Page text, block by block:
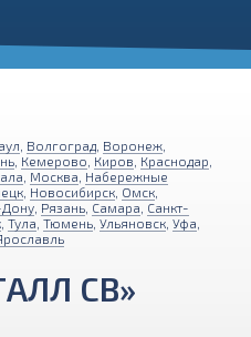
Волгоград Воронеж
Кемерово Киров Краснодар
Москва Набережные
Новосибирск Омск
Рязань Самара Санкт-
Тула Тюмень Ульяновск Уфа
СВ»